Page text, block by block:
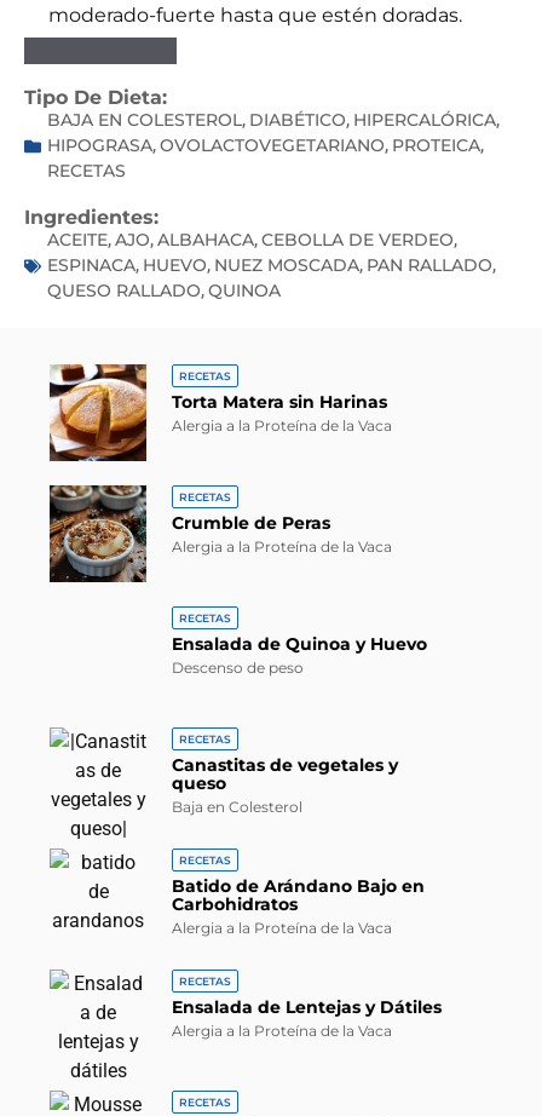
moderado-fuerte hasta que estén doradas.
Tipo De Dieta:
BAJA EN COLESTEROL, DIABÉTICO, HIPERCALÓRICA,
HIPOGRASA,OVOLACTOVEGETARIANO, PROTEICA,
RECETAS
Ingredientes:
ACEITE,AJO,ALBAHACA,CEBOLLA DE VERDEO,
ESPINACA, HUEVO, NUEZ MOSCADA, PAN RALLADO,
QUESO RALLADO,QUINOA
RECETAS
Torta Matera sin Harinas
Alergia a la Proteína de la Vaca
RECETAS
Crumble de Peras
Alergia a la Proteína de la Vaca
RECETAS
Ensalada de Quinoa y Huevo
Descenso de peso
RECETAS
Canastitas de vegetales y
queso
Baja en Colesterol
RECETAS
Batido de Arándano Bajo en
Carbohidratos
Alergia a la Proteína de la Vaca
RECETAS
Ensalada de Lentejas y Dátiles
Alergia a la Proteína de la Vaca
RECETAS